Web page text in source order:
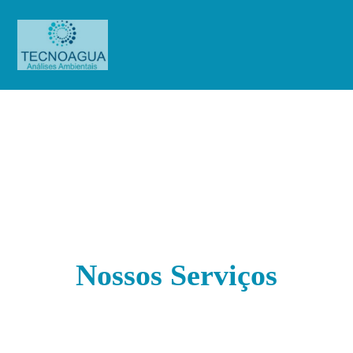
Nossos Serviços